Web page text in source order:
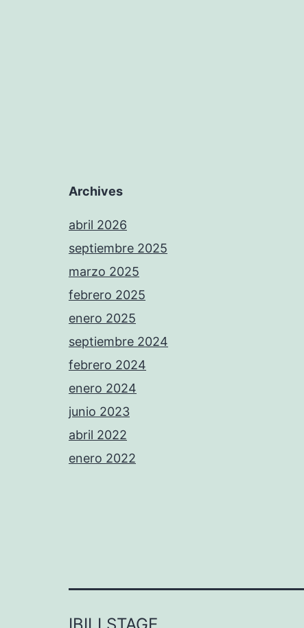
Archives
abril 2026
septiembre 2025
marzo 2025
febrero 2025
enero 2025
septiembre 2024
febrero 2024
enero 2024
junio 2023
abril 2022
enero 2022